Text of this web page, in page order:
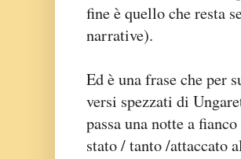
fine è quello che resta
narrative).
Ed è una frase che per
versi spezzati di
passa una notte a
stato / tanto /attaccato